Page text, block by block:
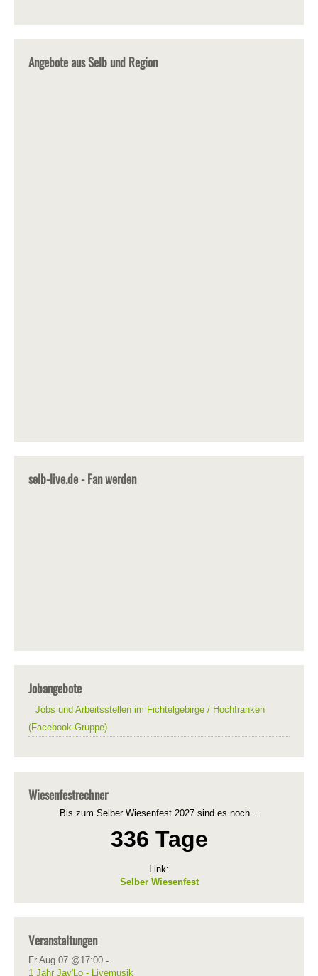
Angebote aus Selb und Region
selb-live.de - Fan werden
Jobangebote
Jobs und Arbeitsstellen im Fichtelgebirge / Hochfranken
(Facebook-Gruppe)
Wiesenfestrechner
Bis zum Selber Wiesenfest 2027 sind es noch...
336 Tage
Link:
Selber Wiesenfest
Veranstaltungen
Fr Aug 07 @17:00 -
1 Jahr Jay'Lo - Livemusik